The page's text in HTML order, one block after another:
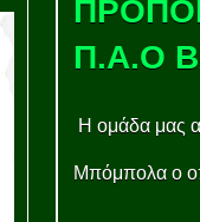
Π.Α.Ο
Η ομάδα μας
Μπόμπολα ο